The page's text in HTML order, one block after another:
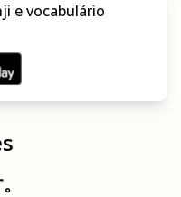
e vocabulário